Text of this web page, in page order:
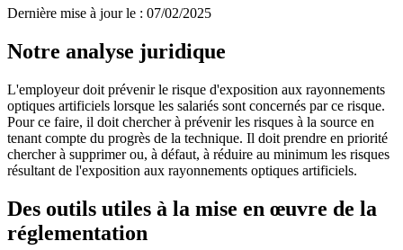
Dernière mise à jour le : 07/02/2025
Notre analyse juridique
L'employeur doit prévenir le risque d'exposition aux rayonnements
optiques artificiels lorsque les salariés sont concernés par ce risque.
Pour ce faire, il doit chercher à prévenir les risques à la source en
tenant compte du progrès de la technique. Il doit prendre en priorité
chercher à supprimer ou, à défaut, à réduire au minimum les risques
résultant de l'exposition aux rayonnements optiques artificiels.
Des outils utiles à la mise en œuvre de la
réglementation